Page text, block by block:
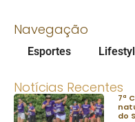
Navegação
Esportes
Notícias Recentes
7ª
do